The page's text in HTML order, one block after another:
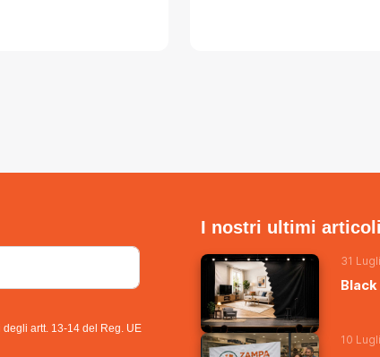
artt. 13-14 del Reg. UE
I nostri ultimi articoli
31
10